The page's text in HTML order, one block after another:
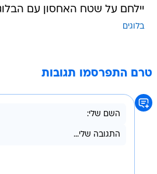
יילחם על שטח האחסון עם
בלוגים
טרם התפרסמו תגובות